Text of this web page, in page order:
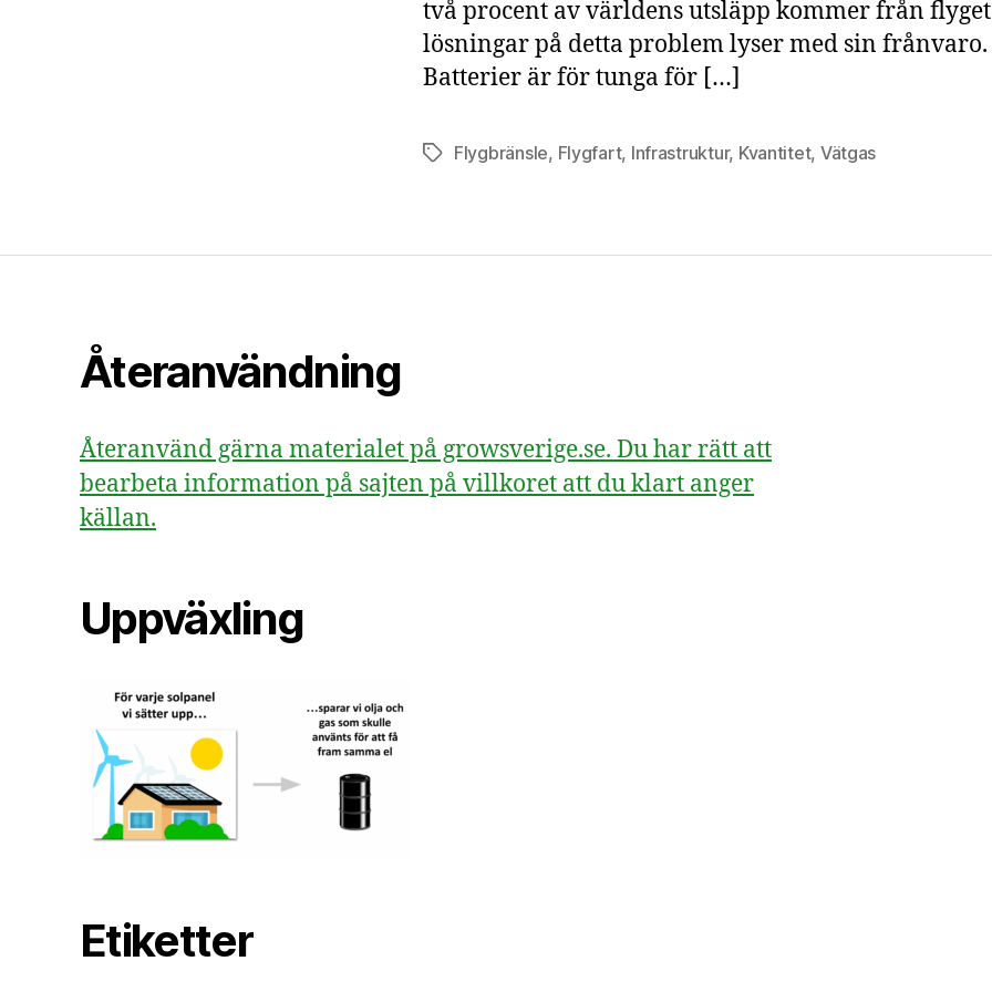
två procent av världens utsläpp kommer från
lösningar på detta problem lyser med sin frånvaro.
Batterier är för tunga för […]
Etiketter
Flygbränsle, Flygfart, Infrastruktur, Kvantitet, Vätgas
Återanvändning
Återanvänd gärna materialet på growsverige.se. Du har rätt att
bearbeta information på sajten på villkoret att du klart anger
källan.
Uppväxling
Etiketter